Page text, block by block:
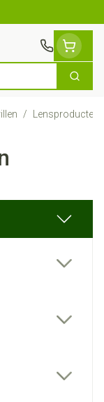
Zoek
/ Lensproducten